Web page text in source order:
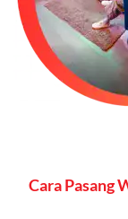
(streaming &
Paket
keluarga,
Cara Pasang